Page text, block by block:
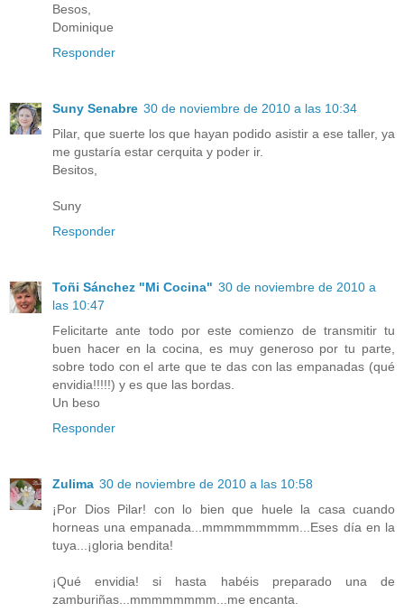
Besos,
Dominique
Responder
Suny Senabre 30 de noviembre de 2010 a las 10:34
Pilar, que suerte los que hayan podido asistir a ese taller, ya
me gustaría estar cerquita y poder ir.
Besitos,
Suny
Responder
Toñi Sánchez "Mi Cocina" 30 de noviembre de 2010 a
las 10:47
Felicitarte ante todo por este comienzo de transmitir tu
buen hacer en la cocina, es muy generoso por tu parte,
sobre todo con el arte que te das con las empanadas (qué
envidia!!!!!) y es que las bordas.
Un beso
Responder
Zulima 30 de noviembre de 2010 a las 10:58
¡Por Dios Pilar! con lo bien que huele la casa cuando
horneas una empanada...mmmmmmmmm...Eses día en la
tuya...¡gloria bendita!
¡Qué envidia! si hasta habéis preparado una de
zamburiñas...mmmmmmmm...me encanta.